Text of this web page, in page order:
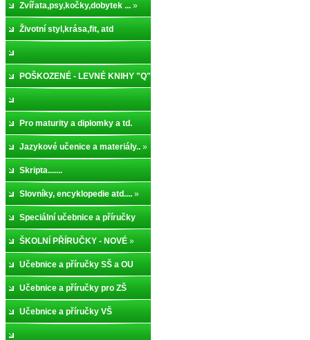
Zvířata,psy,kočky,dobytek ... »
Životní styl,krása,fit, atd
POŠKOZENÉ - LEVNÉ KNIHY "Q"
Pro maturity a diplomky a td.
Jazykové učenice a materiály.. »
Skripta.......
Slovníky, encyklopedie atd.... »
Speciální učebnice a příručky
ŠKOLNÍ PŘÍRUČKY - NOVÉ »
Učebnice a příručky SŠ a OU
Učebnice a příručky pro ZŠ
Učebnice a příručky VŠ